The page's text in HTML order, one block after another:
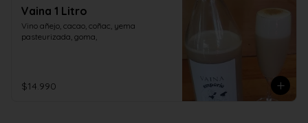
Vaina 1 Litro
Vino añejo, cacao, coñac, yema
pasteurizada, goma,
$14.990